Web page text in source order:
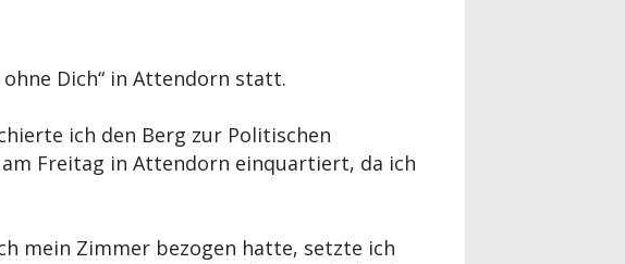
ohne Dich“ in Attendorn statt.
ich den Berg zur Politischen
Freitag in Attendorn einquartiert, da ich
mein Zimmer bezogen hatte, setzte ich